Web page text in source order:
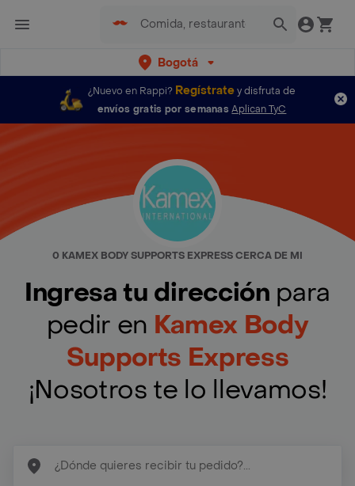
Bogotá
¿Nuevo en Rappi? Regístratey disfruta de
envíos gratis por semanas Aplican TyC
0 KAMEX BODY SUPPORTS EXPRESS CERCA DE MI
Ingresa tu dirección para
pedir en Kamex Body
Supports Express
¡Nosotros te lo llevamos!